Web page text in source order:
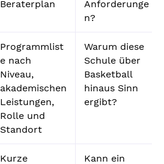
Beraterplan
Anforderunge
n?
Programmlist
e nach
Niveau,
akademischen
Leistungen,
Rolle und
Standort
Warum diese
Schule über
Basketball
hinaus Sinn
ergibt?
Kurze
Kann ein